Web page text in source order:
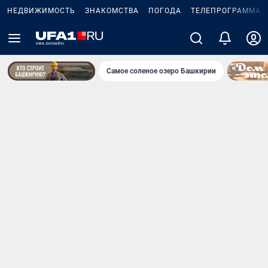
НЕДВИЖИМОСТЬ ЗНАКОМСТВА ПОГОДА ТЕЛЕПРОГРАММА
Самое соленое озеро Башкирии